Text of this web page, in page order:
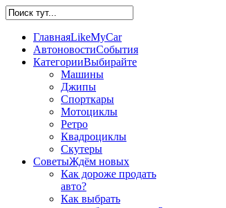
ГлавнаяLikeMyCar
АвтоновостиСобытия
КатегорииВыбирайте
Машины
Джипы
Спорткары
Мотоциклы
Ретро
Квадроциклы
Скутеры
СоветыЖдём новых
Как дороже продать
авто?
Как выбрать